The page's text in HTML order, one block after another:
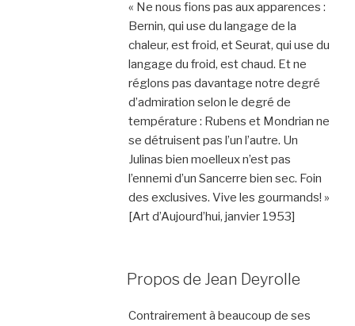
« Ne nous fions pas aux apparences :
Bernin, qui use du langage de la
chaleur, est froid, et Seurat, qui use du
langage du froid, est chaud. Et ne
réglons pas davantage notre degré
d’admiration selon le degré de
température : Rubens et Mondrian ne
se détruisent pas l’un l’autre. Un
Julinas bien moelleux n’est pas
l’ennemi d’un Sancerre bien sec. Foin
des exclusives. Vive les gourmands! »
[Art d’Aujourd’hui, janvier 1953]
Propos de Jean Deyrolle
Contrairement à beaucoup de ses